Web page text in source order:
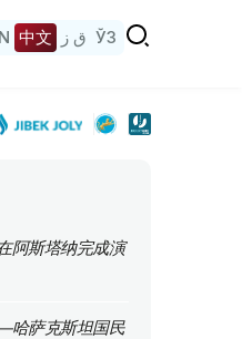
中文 ق ز ЎЗ
阿斯塔纳完成演
哈萨克斯坦国民